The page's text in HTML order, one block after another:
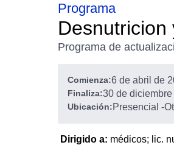
Programa
Desnutricion
Programa de
Comienza:6 de abril de
Finaliza:30 de
Ubicación:Presencial -
Dirigido a: médicos; lic.